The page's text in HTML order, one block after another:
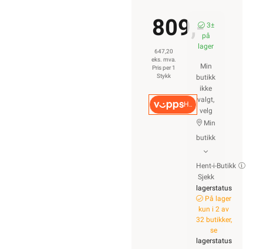
809,-
647,20
eks. mva.
Pris per 1
Stykk
Hurtigkasse
3±
på
lager
Min
butikk
ikke
valgt,
velg
Min
butikk
Hent-i-Butikk
Sjekk
lagerstatus
På lager
kun i 2 av
32 butikker,
se
lagerstatus